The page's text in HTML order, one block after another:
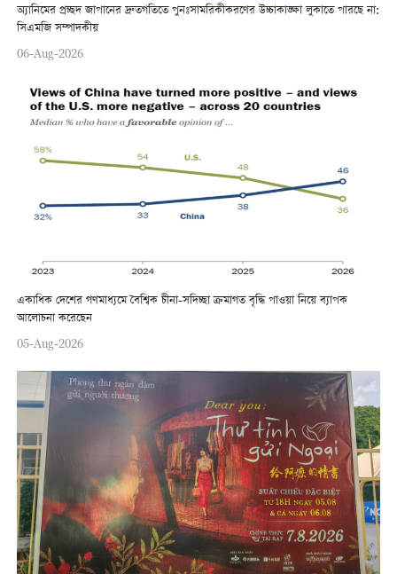
অ্যানিমের প্রচ্ছদ জাপানের দ্রুতগতিতে পুনঃসামরিকীকরণের উচ্চাকাঙ্ক্ষা লুকাতে পারছে না:
সিএমজি সম্পাদকীয়
06-Aug-2026
একাধিক দেশের গণমাধ্যমে বৈশ্বিক চীনা-সদিচ্ছা ক্রমাগত বৃদ্ধি পাওয়া নিয়ে ব্যাপক
আলোচনা করেছেন
05-Aug-2026